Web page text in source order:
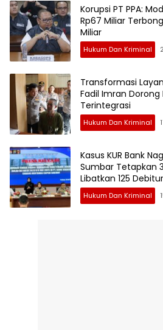
Korupsi PT PPA:
Rp67 Miliar
Miliar
Hukum Dan Kriminal
Transformasi
Fadil Imran
Terintegrasi
Hukum Dan Kriminal
Kasus KUR Bank
Sumbar Tetapkan
Libatkan 125 Debitur
Hukum Dan Kriminal